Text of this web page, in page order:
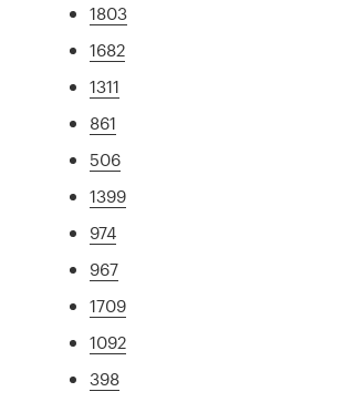
1803
1682
1311
861
506
1399
974
967
1709
1092
398